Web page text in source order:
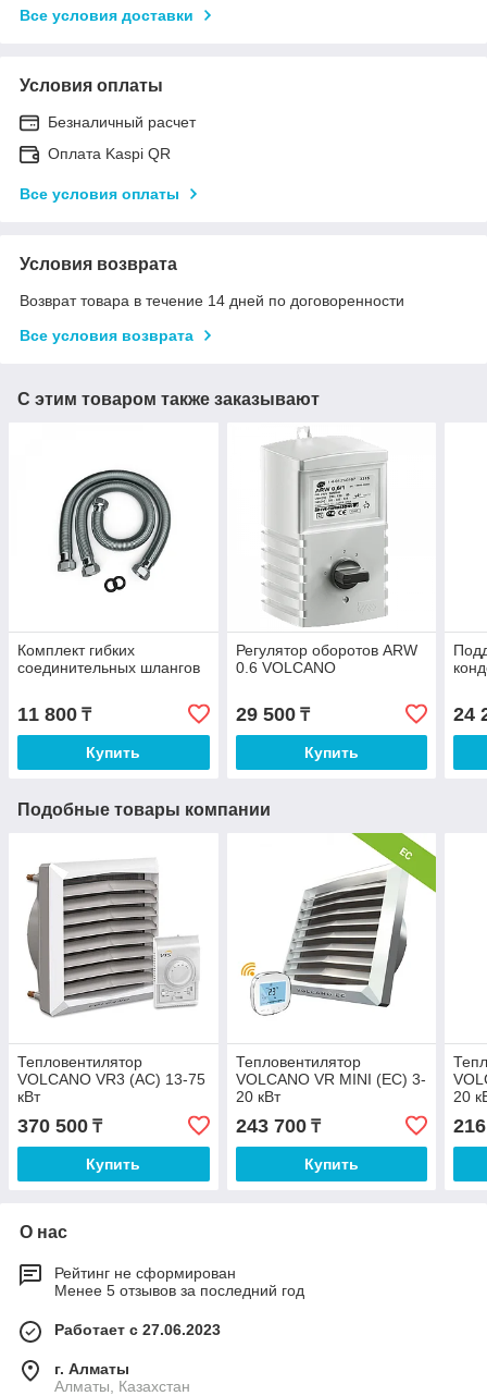
Все условия доставки
Условия оплаты
Безналичный расчет
Оплата Kaspi QR
Все условия оплаты
Условия возврата
Возврат товара в течение 14 дней по договоренности
Все условия возврата
С этим товаром также заказывают
Комплект гибких
соединительных шлангов
11 800 ₸
Купить
Регулятор оборотов ARW
0.6 VOLCANO
29 500₸
Купить
24
Подобные товары компании
Тепловентилятор
VOLCANO VR3 (AC) 13-75
кВт
370 500 ₸
Купить
Тепловентилятор
VOLCANO VR MINI (EC) 3-
20 кВт
243 700₸
Купить
20
О нас
Рейтинг не сформирован
Менее 5 отзывов за последний год
Работает с 27.06.2023
г. Алматы
Алматы, Казахстан